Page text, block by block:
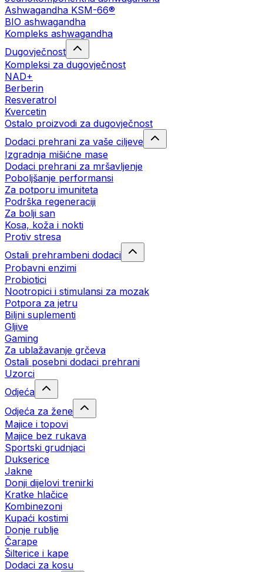
Ashwagandha KSM-66®
BIO ashwagandha
Kompleks ashwagandha
Dugovječnost
Kompleksi za dugovječnost
NAD+
Berberin
Resveratrol
Kvercetin
Ostalo proizvodi za dugovječnost
Dodaci prehrani za vaše ciljeve
Izgradnja mišićne mase
Dodaci prehrani za mršavljenje
Poboljšanje performansi
Za potporu imuniteta
Podrška regeneraciji
Za bolji san
Kosa, koža i nokti
Protiv stresa
Ostali prehrambeni dodaci
Probavni enzimi
Probiotici
Nootropici i stimulansi za mozak
Potpora za jetru
Biljni suplementi
Gljive
Gaming
Za ublažavanje grčeva
Ostali posebni dodaci prehrani
Uzorci
Odjeća
Odjeća za žene
Majice i topovi
Majice bez rukava
Sportski grudnjaci
Dukserice
Jakne
Donji dijelovi trenirki
Kratke hlačice
Kombinezoni
Kupaći kostimi
Donje rublje
Čarape
Šilterice i kape
Dodaci za kosu